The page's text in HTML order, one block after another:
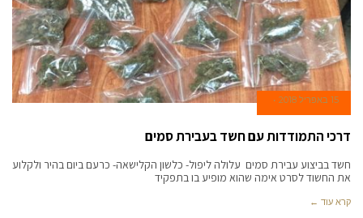
15 באפריל 2018
דרכי התמודדות עם חשד בעבירת סמים
חשד בביצוע עבירת סמים עלולה ליפול- כלשון הקלישאה- כרעם ביום בהיר ולקלוע
את החשוד לסרט אימה שהוא מופיע בו בתפקיד
קרא עוד ←